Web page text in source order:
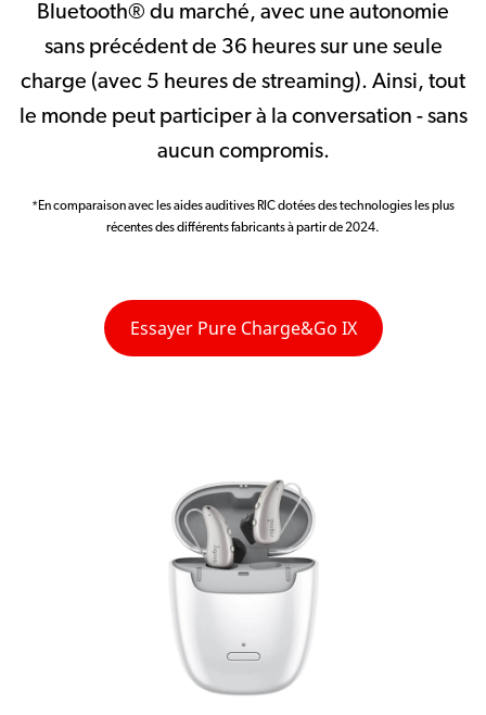
Bluetooth® du marché, avec une autonomie
sans précédent de 36 heures sur une seule
charge (avec 5 heures de streaming). Ainsi, tout
le monde peut participer à la conversation - sans
aucun compromis.
*En comparaison avec les aides auditives RIC dotées des technologies les plus
récentes des différents fabricants à partir de 2024.
Essayer Pure Charge&Go IX